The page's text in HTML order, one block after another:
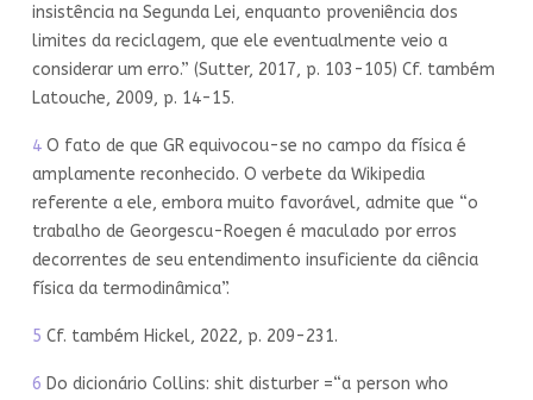
insistência na Segunda Lei, enquanto proveniência dos
limites da reciclagem, que ele eventualmente veio a
considerar um erro.” (Sutter, 2017, p. 103-105) Cf. também
Latouche, 2009, p. 14-15.
4 O fato de que GR equivocou-se no campo da física é
amplamente reconhecido. O verbete da Wikipedia
referente a ele, embora muito favorável, admite que “o
trabalho de Georgescu-Roegen é maculado por erros
decorrentes de seu entendimento insuficiente da ciência
física da termodinâmica”.
5 Cf. também Hickel, 2022, p. 209-231.
6 Do dicionário Collins: shit disturber =“a person who